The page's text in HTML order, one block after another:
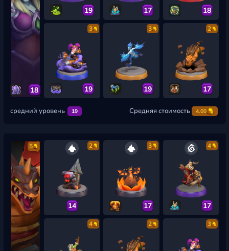
18
19 17 18
3
19
3
19
2
17
средний уровень 19 Средняя стоимость 4.00
5 2
14
3
17
4
17
4 2 3